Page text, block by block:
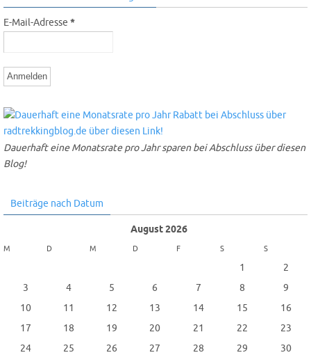
E-Mail-Adresse *
Dauerhaft eine Monatsrate pro Jahr sparen bei Abschluss über diesen
Blog!
Beiträge nach Datum
August 2026
M D M D F S S
1
2
3
4 5 6 7 8
9
10
11 12 13 14 15
16
17
18 19 20 21 22
23
24
25 26 27 28 29
30